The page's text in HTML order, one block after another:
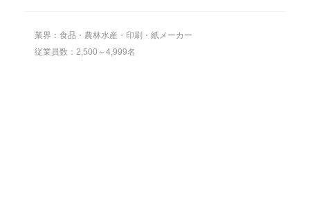
業界：食品・農林水産・印刷・紙メーカー
従業員数：2,500～4,999名